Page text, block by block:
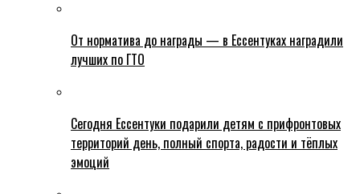
От норматива до награды — в Ессентуках наградили
лучших по ГТО
Сегодня Ессентуки подарили детям с прифронтовых
территорий день, полный спорта, радости и тёплых
эмоций